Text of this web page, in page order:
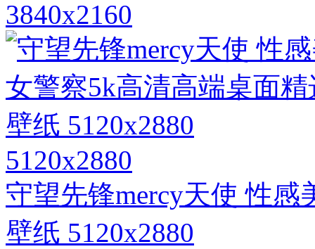
3840x2160
5120x2880
守望先锋mercy天使 性
壁纸 5120x2880